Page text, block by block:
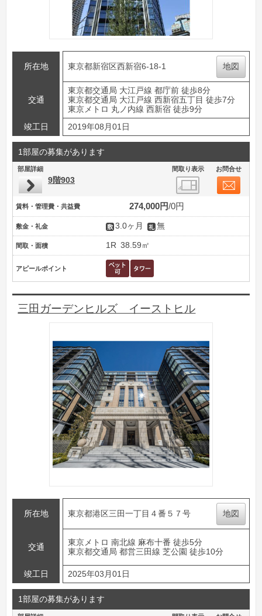
所在地 東京都新宿区西新宿6-18-1 地図
交通
東京都交通局 大江戸線 都庁前 徒歩8分
東京都交通局 大江戸線 西新宿五丁目 徒歩7分
東京メトロ 丸ノ内線 西新宿 徒歩9分
竣工日
2019年08月01日
1部屋の募集があります
部屋詳細 間取り表示 お問合せ
9階903
賃料・管理費・共益費 274,000円 0円
敷金・礼金 3.0ヶ月 無
間取・面積 1R 38.59㎡
アピールポイント
三田ガーデンヒルズ イーストヒル
所在地 東京都港区三田一丁目４番５７号 地図
交通
東京メトロ 南北線 麻布十番 徒歩5分
東京都交通局 都営三田線 芝公園 徒歩10分
竣工日 2025年03月01日
1部屋の募集があります